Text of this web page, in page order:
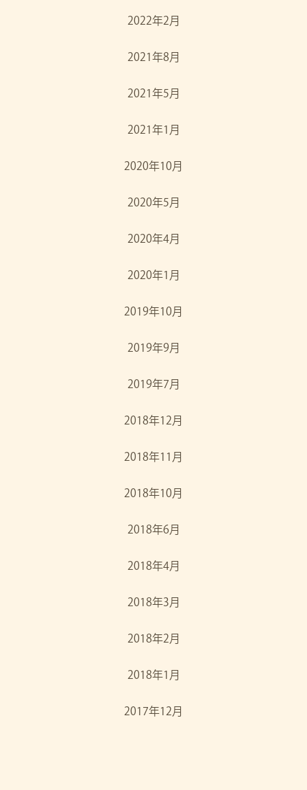
2022年2月
2021年8月
2021年5月
2021年1月
2020年10月
2020年5月
2020年4月
2020年1月
2019年10月
2019年9月
2019年7月
2018年12月
2018年11月
2018年10月
2018年6月
2018年4月
2018年3月
2018年2月
2018年1月
2017年12月